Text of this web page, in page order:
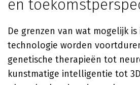
en
De grenzen van wat mogelijk is
technologie worden
genetische therapieën tot
kunstmatige intelligentie tot